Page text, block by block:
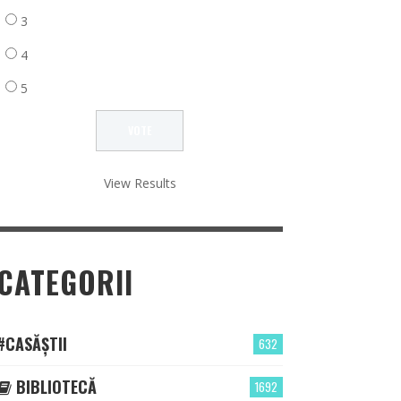
3
4
5
View Results
632
1692
BIBLIOTECĂ